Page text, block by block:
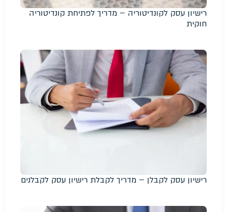
רישיון עסק לקונדיטוריה – מדריך לפתיחת קונדיטוריה
חוקית
רישיון עסק לקבלן – מדריך לקבלת רישיון עסק לקבלנים